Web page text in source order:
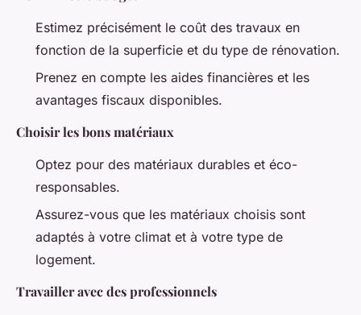
Estimez précisément le coût des travaux en
fonction de la superficie et du type de rénovation.
Prenez en compte les aides financières et les
avantages fiscaux disponibles.
Choisir les bons matériaux
Optez pour des matériaux durables et éco-
responsables.
Assurez-vous que les matériaux choisis sont
adaptés à votre climat et à votre type de
logement.
Travailler avec des professionnels